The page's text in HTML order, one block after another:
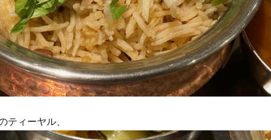
ティーヤル、